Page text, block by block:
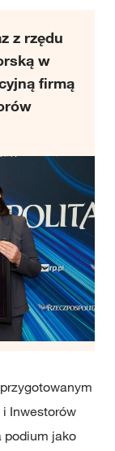
z rzędu
w
firmą
i Inwestorów
podium jako